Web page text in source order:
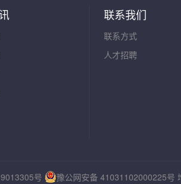
联系我们
联系方式
人才招聘
号 豫公网安备 41031102000225号